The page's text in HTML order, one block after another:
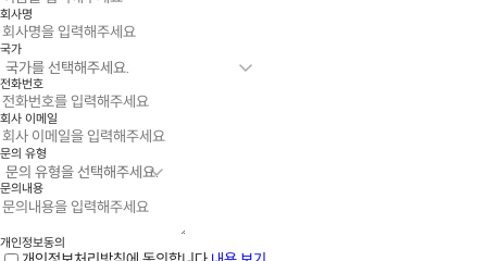
회사명
국가
전화번호
회사 이메일
문의 유형
문의내용
개인정보동의